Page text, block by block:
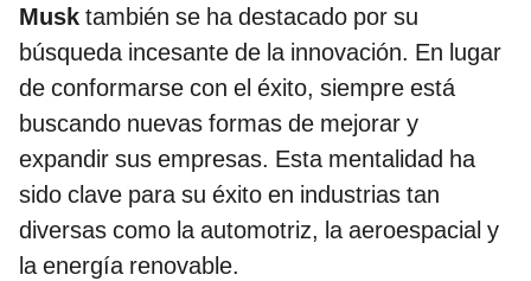
Musk también se ha destacado por su
búsqueda incesante de la innovación. En lugar
de conformarse con el éxito, siempre está
buscando nuevas formas de mejorar y
expandir sus empresas. Esta mentalidad ha
sido clave para su éxito en industrias tan
diversas como la automotriz, la aeroespacial y
la energía renovable.